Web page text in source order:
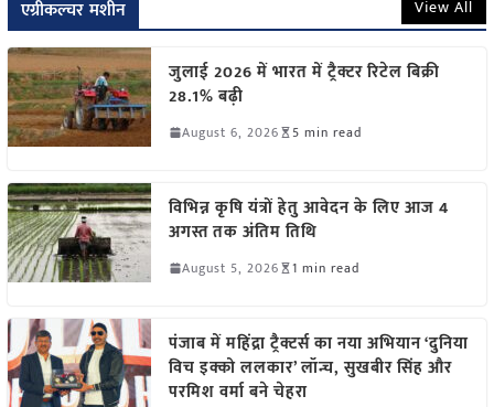
एग्रीकल्चर मशीन View All
जुलाई 2026 में भारत में ट्रैक्टर रिटेल बिक्री
28.1% बढ़ी
August 6, 2026 5 min read
विभिन्न कृषि यंत्रों हेतु आवेदन के लिए आज 4
अगस्त तक अंतिम तिथि
August 5, 2026 1 min read
पंजाब में महिंद्रा ट्रैक्टर्स का नया अभियान ‘दुनिया
विच इक्को ललकार’ लॉन्च, सुखबीर सिंह और
परमिश वर्मा बने चेहरा